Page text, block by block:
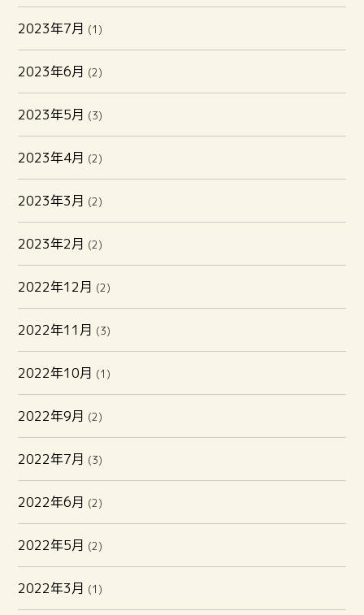
2023年7月 (1)
2023年6月 (2)
2023年5月 (3)
2023年4月 (2)
2023年3月 (2)
2023年2月 (2)
2022年12月 (2)
2022年11月 (3)
2022年10月 (1)
2022年9月 (2)
2022年7月 (3)
2022年6月 (2)
2022年5月 (2)
2022年3月 (1)